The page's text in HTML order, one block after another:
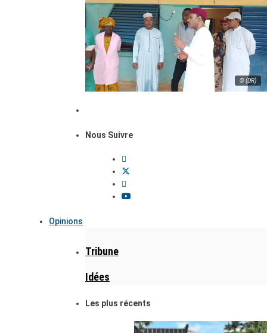
© (DR)
Nous Suivre
Opinions
Tribune
Idées
Les plus récents